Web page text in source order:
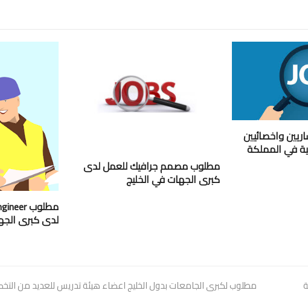
واخصائيين
في المملكة
مطلوب مصمم جرافيك للعمل لدى
كبرى الجهات في الخليج
لدى كبرى
next
مطلوب لكبرى الجامعات بدول الخليج اعضاء هيئة تدريس للعديد من